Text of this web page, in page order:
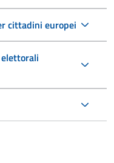
cittadini europei